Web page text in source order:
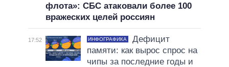
флота»: СБС атаковали более 100
вражеских целей россиян
17:52 ИНФОГРАФИКА
Дефицит
памяти: как вырос спрос на
чипы за последние годы и